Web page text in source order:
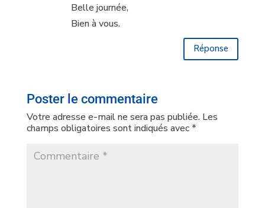
Belle journée,
Bien à vous.
Réponse
Poster le commentaire
Votre adresse e-mail ne sera pas publiée. Les
champs obligatoires sont indiqués avec *